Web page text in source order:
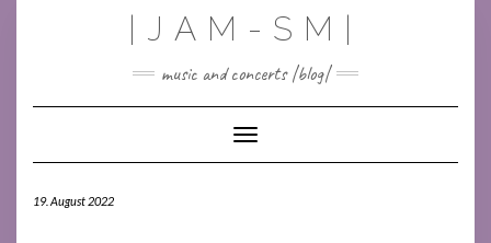
|JAM-SM|
music and concerts |blog|
Toggle Navigation
19. August 2022